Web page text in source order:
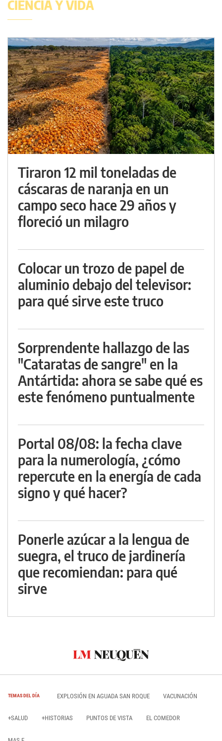
CIENCIA Y VIDA
Tiraron 12 mil toneladas de
cáscaras de naranja en un
campo seco hace 29 años y
floreció un milagro
Colocar un trozo de papel de
aluminio debajo del televisor:
para qué sirve este truco
Sorprendente hallazgo de las
"Cataratas de sangre" en la
Antártida: ahora se sabe qué es
este fenómeno puntualmente
Portal 08/08: la fecha clave
para la numerología, ¿cómo
repercute en la energía de cada
signo y qué hacer?
Ponerle azúcar a la lengua de
suegra, el truco de jardinería
que recomiendan: para qué
sirve
TEMAS DEL DÍA EXPLOSIÓN EN AGUADA SAN ROQUE VACUNACIÓN
+SALUD +HISTORIAS PUNTOS DE VISTA EL COMEDOR